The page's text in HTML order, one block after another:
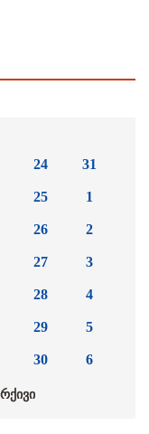
24
25
26
27
28
29
30
31
1
2
3
4
5
6